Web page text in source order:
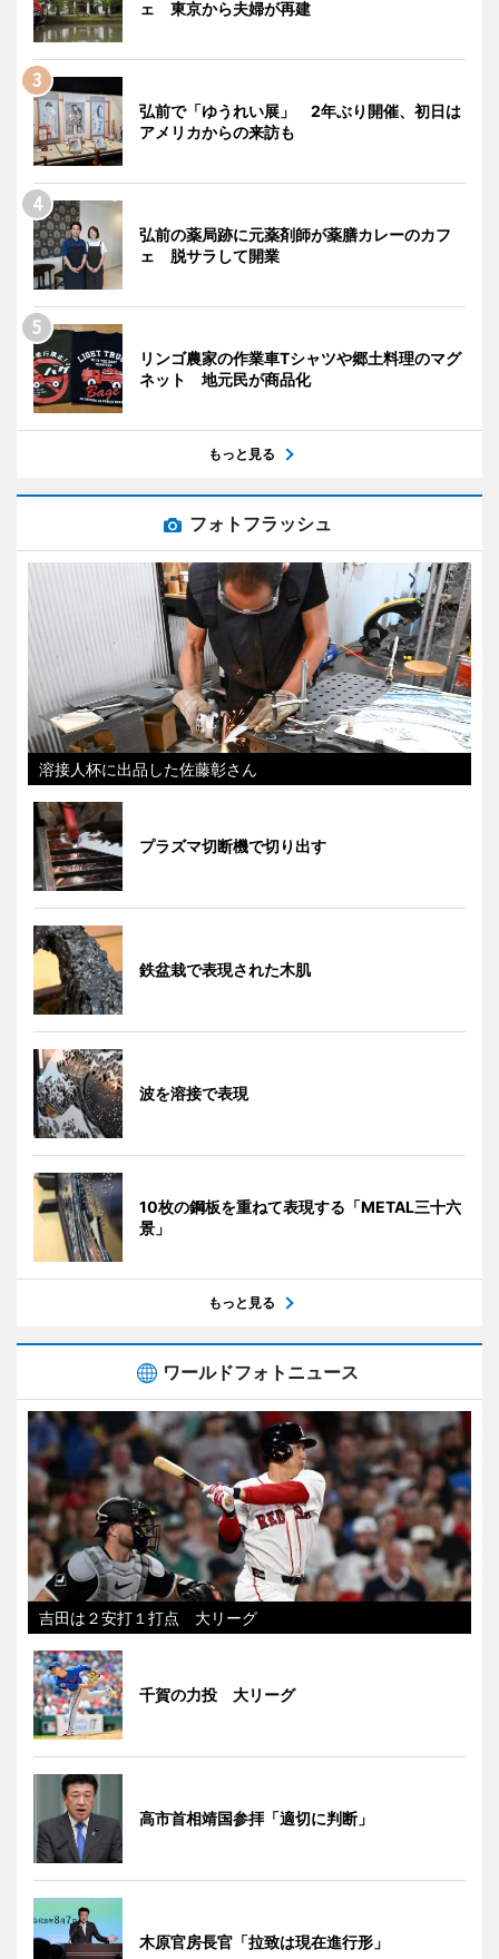
ェ 東京から夫婦が再建
弘前で「ゆうれい展」 2年ぶり開催、初日は
アメリカからの来訪も
弘前の薬局跡に元薬剤師が薬膳カレーのカフ
ェ 脱サラして開業
リンゴ農家の作業車Tシャツや郷土料理のマグ
ネット 地元民が商品化
もっと見る
フォトフラッシュ
溶接人杯に出品した佐藤彰さん
プラズマ切断機で切り出す
鉄盆栽で表現された木肌
波を溶接で表現
10枚の鋼板を重ねて表現する「METAL三十六
景」
もっと見る
ワールドフォトニュース
吉田は２安打１打点 大リーグ
千賀の力投 大リーグ
高市首相靖国参拝「適切に判断」
木原官房長官「拉致は現在進行形」